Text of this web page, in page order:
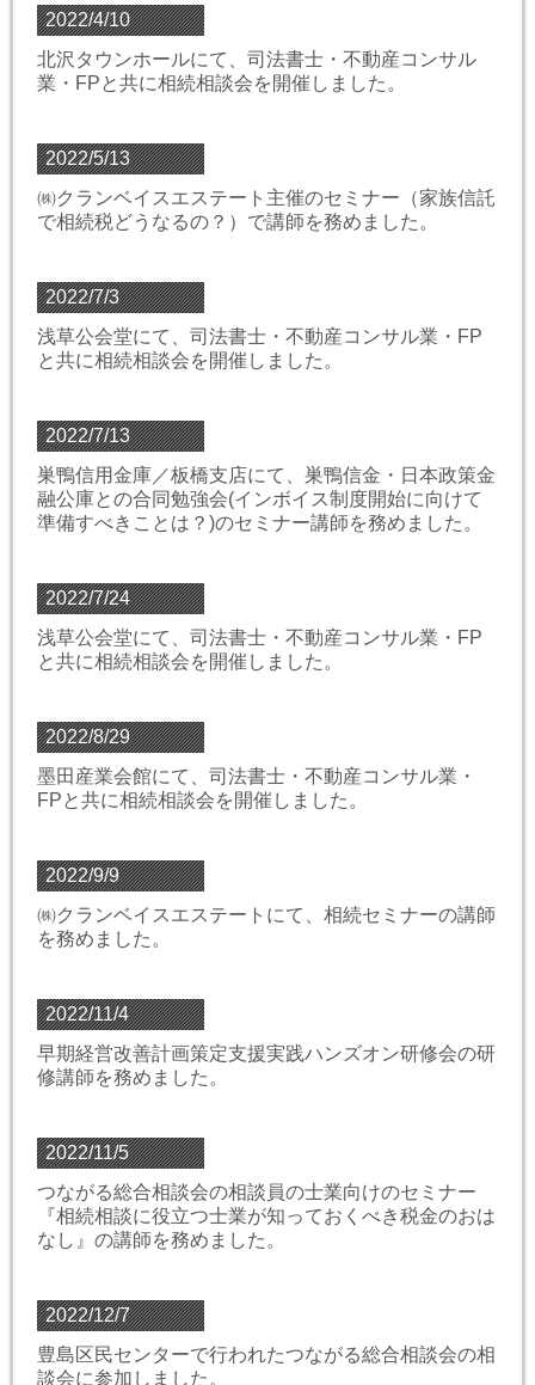
2022/4/10
北沢タウンホールにて、司法書士・不動産コンサル
業・FPと共に相続相談会を開催しました。
2022/5/13
㈱クランベイスエステート主催のセミナー（家族信託
で相続税どうなるの？）で講師を務めました。
2022/7/3
浅草公会堂にて、司法書士・不動産コンサル業・FP
と共に相続相談会を開催しました。
2022/7/13
巣鴨信用金庫／板橋支店にて、巣鴨信金・日本政策金
融公庫との合同勉強会(インボイス制度開始に向けて
準備すべきことは？)のセミナー講師を務めました。
2022/7/24
浅草公会堂にて、司法書士・不動産コンサル業・FP
と共に相続相談会を開催しました。
2022/8/29
墨田産業会館にて、司法書士・不動産コンサル業・
FPと共に相続相談会を開催しました。
2022/9/9
㈱クランベイスエステートにて、相続セミナーの講師
を務めました。
2022/11/4
早期経営改善計画策定支援実践ハンズオン研修会の研
修講師を務めました。
2022/11/5
つながる総合相談会の相談員の士業向けのセミナー
『相続相談に役立つ士業が知っておくべき税金のおは
なし』の講師を務めました。
2022/12/7
豊島区民センターで行われたつながる総合相談会の相
談会に参加しました。